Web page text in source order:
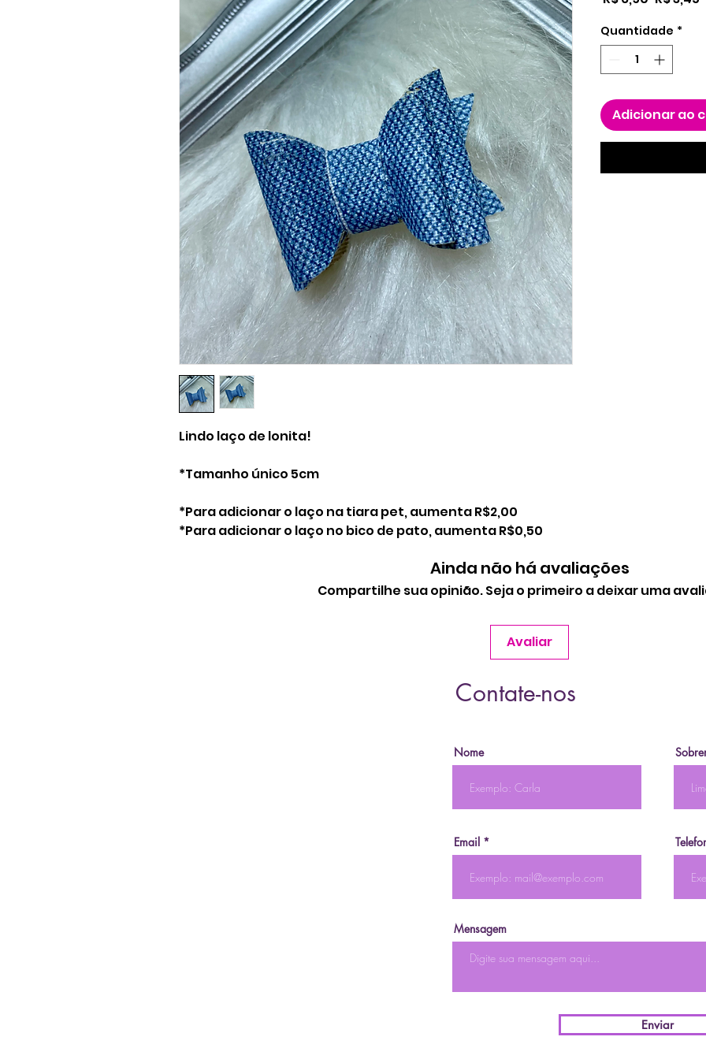
Lindo laço de lonita!
*Tamanho único 5cm
*Para adicionar o laço na tiara pet, aumenta R$2,00
*Para adicionar o laço no bico de pato, aumenta R$0,50
Quantidade *
Adicionar ao
Ainda não há avaliações
Compartilhe sua opinião. Seja o primeiro a deixar uma
Avaliar
Contate-nos
Nome
Email
Mensagem
Enviar